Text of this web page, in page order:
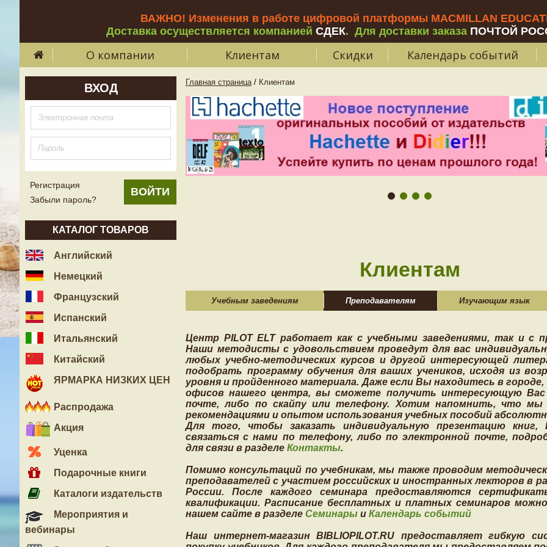
ВАЖНО! Изменения в работе цифровой платформы MACMILLAN
Доставка осуществляется компанией СДЕК. Для доставки заказа ПОЧТОЙ
О компании Клиентам Скидки Календарь событий
ВХОД
Регистрация
Забыли пароль?
КАТАЛОГ ТОВАРОВ
Английский
Немецкий
Французский
Испанский
Итальянский
Китайский
ЯРМАРКА НИЗКИХ ЦЕН
Распродажа
Акция
Уценка
Подарочные книги
Каталоги издательств
Мероприятия и
вебинары
Главная страница / Клиентам
Клиентам
Учебным заведениям Преподавателям Изучающим язык
Центр PILOT ELT работает как с учебными заведениями, так и с
Наши методисты с удовольствием проведут для вас
любых учебно-методических курсов и другой интересующей
подобрать программу обучения для ваших учеников, исходя из
уровня и пройденного материала. Даже если Вы находитесь в
офисов нашего центра, вы сможете получить интересующую
почте, либо по скайпу или телефону. Хотим напомнить, что мы
рекомендациями и опытом использования учебных пособий
Для того, чтобы заказать индивидуальную презентацию книг,
связаться с нами по телефону, либо по электронной почте,
для связи в разделе Контакты.
Помимо консультаций по учебникам, мы также проводим
преподавателей с участием российских и иностранных лекторов в
России. После каждого семинара предоставляются
квалификации. Расписание бесплатных и платных семинаров
нашем сайте в разделе Семинары и Календарь событий
Наш интернет-магазин BIBLIOPILOT.RU предоставляет гибкую